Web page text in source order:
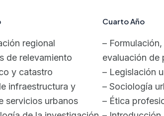
regional
de relevamiento
y catastro
infraestructura y
servicios urbanos
CuartoAño
–
evaluación de
– Legislación
– Sociología
– Ética